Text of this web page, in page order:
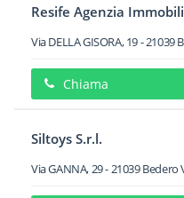
Resife Agenzia
Via DELLA GISORA, 19-21039
Chiama
Siltoys S.r.l.
Via GANNA, 29-21039Bedero